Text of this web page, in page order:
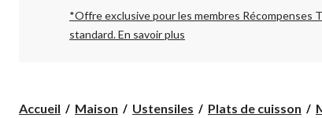
pour
changer
*Offre exclusive pour les membres Récompenses
standard.En savoir plus
Accueil Maison Ustensiles Plats de cuisson